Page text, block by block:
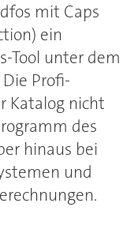
mit Caps
ein
Tool unter dem
Profi-
Katalog nicht
des
hinaus bei
und